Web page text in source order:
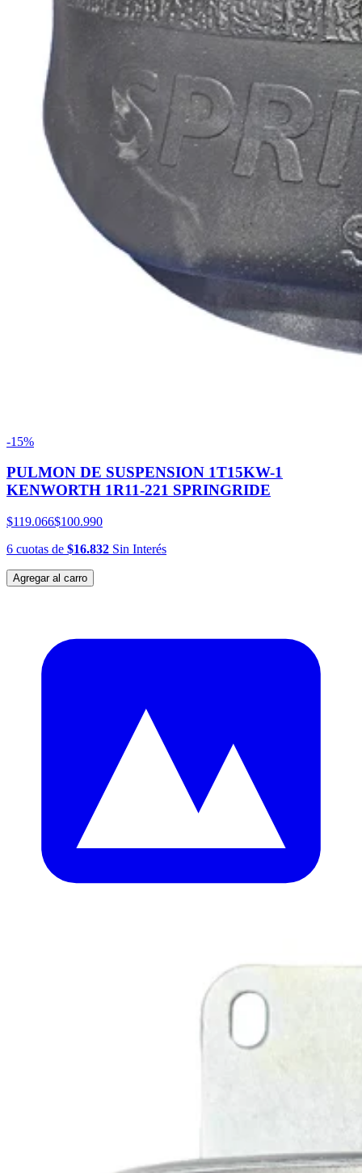
-15%
PULMON DE SUSPENSION 1T15KW-1
KENWORTH 1R11-221 SPRINGRIDE
$119.066$100.990
6 cuotas de $16.832 Sin Interés
Agregar al carro